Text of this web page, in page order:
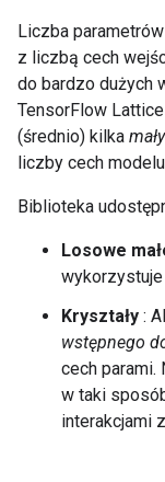
Liczba
z liczbą cech
do bardzo dużych
TensorFlow
(średnio) kilka
liczby cech
Biblioteka
Losowe
Kryształy :
wstępnego
cech parami.
w taki
interakcjami